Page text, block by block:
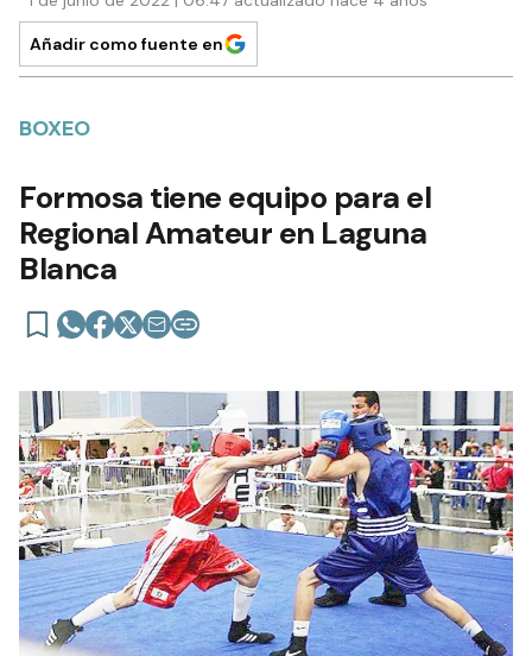
Añadir como fuente en
BOXEO
Formosa tiene equipo para el
Regional Amateur en Laguna
Blanca